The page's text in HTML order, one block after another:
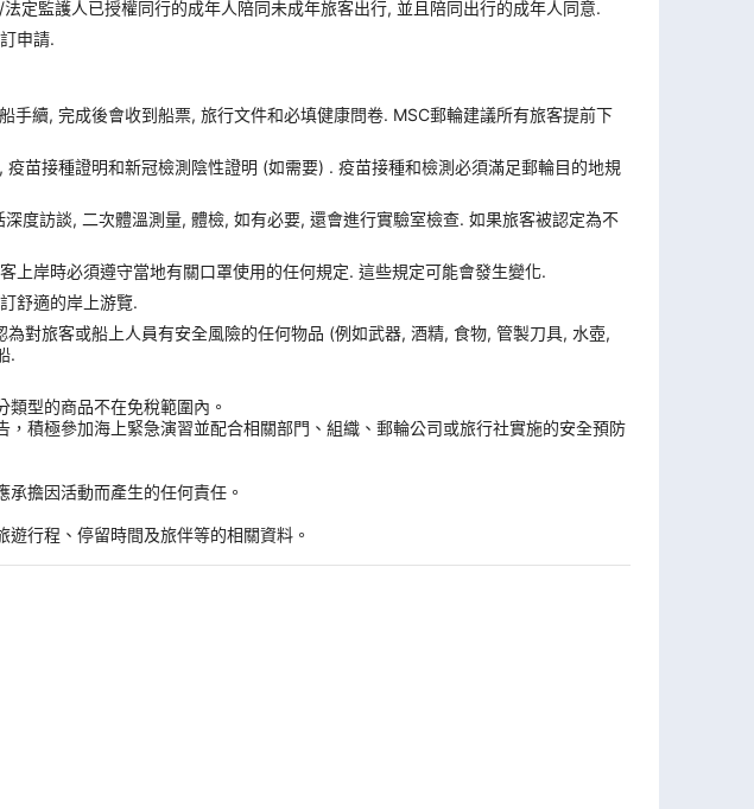
定監護人已授權同行的成年人陪同未成年旅客出行, 並且陪同出行的成年人同意.
申請.
續, 完成後會收到船票, 旅行文件和必填健康問卷. MSC郵輪建議所有旅客提前下
苗接種證明和新冠檢測陰性證明 (如需要) . 疫苗接種和檢測必須滿足郵輪目的地規
度訪談, 二次體溫測量, 體檢, 如有必要, 還會進行實驗室檢查. 如果旅客被認定為不
上岸時必須遵守當地有關口罩使用的任何規定. 這些規定可能會發生變化.
舒適的岸上游覽.
對旅客或船上人員有安全風險的任何物品 (例如武器, 酒精, 食物, 管製刀具, 水壺,
.
型的商品不在免稅範圍內。
積極參加海上緊急演習並配合相關部門、組織、郵輪公司或旅行社實施的安全預防
擔因活動而產生的任何責任。
行程、停留時間及旅伴等的相關資料。